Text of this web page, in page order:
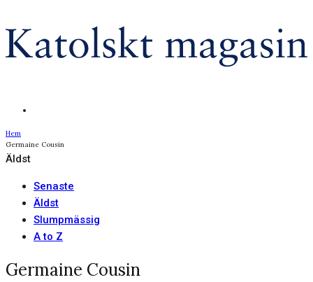
Hem
Germaine Cousin
Äldst
Senaste
Äldst
Slumpmässig
A to Z
Germaine Cousin